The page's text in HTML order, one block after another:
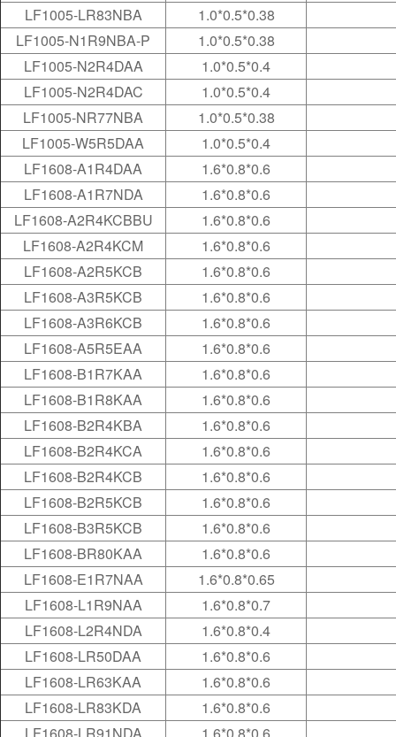
LF1005-LR83NBA
1.0*0.5*0.38
LF1005-N1R9NBA-P
1.0*0.5*0.38
LF1005-N2R4DAA
1.0*0.5*0.4
LF1005-N2R4DAC
1.0*0.5*0.4
LF1005-NR77NBA
1.0*0.5*0.38
LF1005-W5R5DAA
1.0*0.5*0.4
LF1608-A1R4DAA
1.6*0.8*0.6
LF1608-A1R7NDA
1.6*0.8*0.6
LF1608-A2R4KCBBU
1.6*0.8*0.6
LF1608-A2R4KCM
1.6*0.8*0.6
LF1608-A2R5KCB
1.6*0.8*0.6
LF1608-A3R5KCB
1.6*0.8*0.6
LF1608-A3R6KCB
1.6*0.8*0.6
LF1608-A5R5EAA
1.6*0.8*0.6
LF1608-B1R7KAA
1.6*0.8*0.6
LF1608-B1R8KAA
1.6*0.8*0.6
LF1608-B2R4KBA
1.6*0.8*0.6
LF1608-B2R4KCA
1.6*0.8*0.6
LF1608-B2R4KCB
1.6*0.8*0.6
LF1608-B2R5KCB
1.6*0.8*0.6
LF1608-B3R5KCB
1.6*0.8*0.6
LF1608-BR80KAA
1.6*0.8*0.6
LF1608-E1R7NAA
1.6*0.8*0.65
LF1608-L1R9NAA
1.6*0.8*0.7
LF1608-L2R4NDA
1.6*0.8*0.4
LF1608-LR50DAA
1.6*0.8*0.6
LF1608-LR63KAA
1.6*0.8*0.6
LF1608-LR83KDA
1.6*0.8*0.6